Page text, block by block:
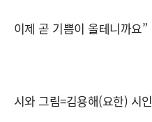
이제 곧 기쁨이 올테니까요”
시와 그림=김용해(요한) 시인